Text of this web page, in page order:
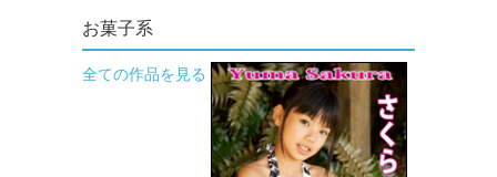
お菓子系
全ての作品を見る